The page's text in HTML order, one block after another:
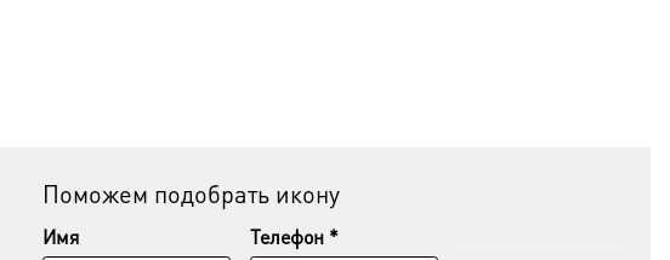
Поможем подобрать икону
Имя
Телефон *